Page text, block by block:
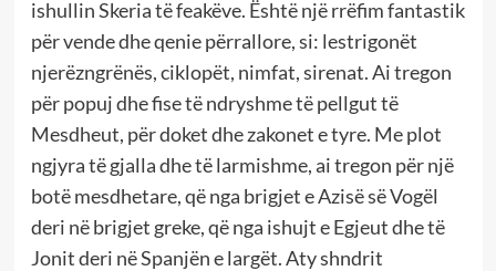
ishullin Skeria të feakëve. Është një rrëfim fantastik
për vende dhe qenie përrallore, si: lestrigonët
njerëzngrënës, ciklopët, nimfat, sirenat. Ai tregon
për popuj dhe fise të ndryshme të pellgut të
Mesdheut, për doket dhe zakonet e tyre. Me plot
ngjyra të gjalla dhe të larmishme, ai tregon për një
botë mesdhetare, që nga brigjet e Azisë së Vogël
deri në brigjet greke, që nga ishujt e Egjeut dhe të
Jonit deri në Spanjën e largët. Aty shndrit